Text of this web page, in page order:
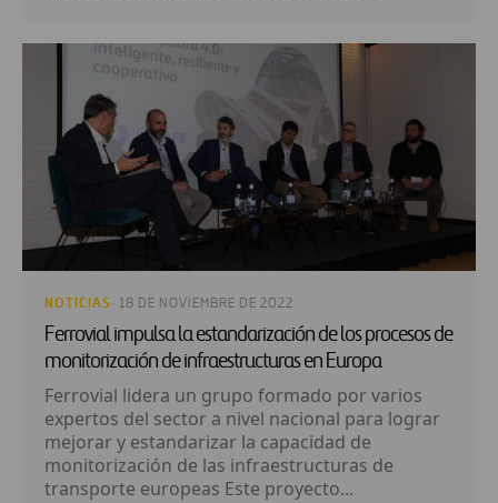
NOTICIAS · 18 DE NOVIEMBRE DE 2022
Ferrovial impulsa la estandarización de los procesos de
monitorización de infraestructuras en Europa
Ferrovial lidera un grupo formado por varios
expertos del sector a nivel nacional para lograr
mejorar y estandarizar la capacidad de
monitorización de las infraestructuras de
transporte europeas Este proyecto...